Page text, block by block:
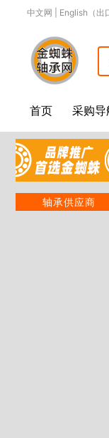
中文网 English（出
首页 采购导
轴承供应商